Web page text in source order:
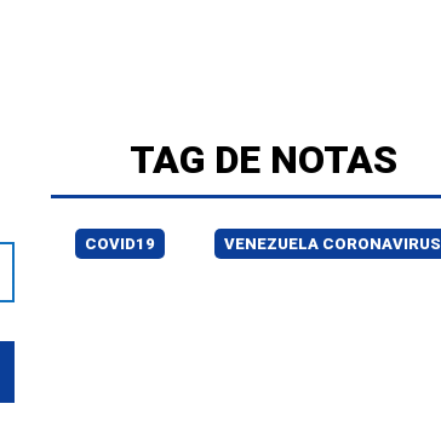
TAG DE NOTAS
COVID19 VENEZUELA CORONAVIRUS